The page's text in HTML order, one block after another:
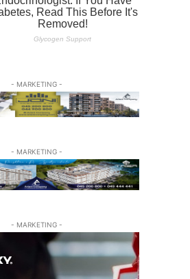
- MARKETING -
- MARKETING -
- MARKETING -